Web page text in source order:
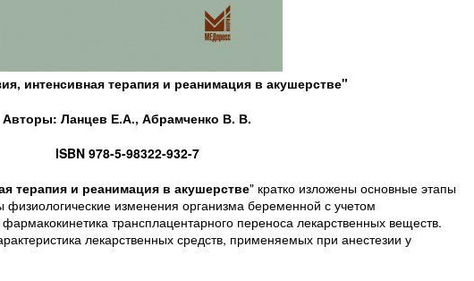
интенсивная терапия и реанимация в акушерстве"
Авторы: Ланцев Е.А., Абрамченко В. В.
ISBN 978-5-98322-932-7
терапия и реанимация в акушерстве" кратко изложены основные этапы
физиологические изменения организма беременной с учетом
фармакокинетика трансплацентарного переноса лекарственных веществ.
лекарственных средств, применяемых при анестезии у